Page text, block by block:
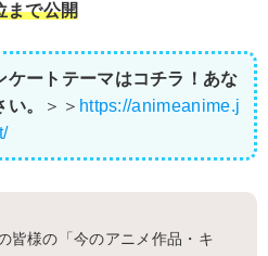
まで公開
ケートテーマはコチラ！あな
。
＞＞ https://animeanime.j
皆様の「今のアニメ作品・キ